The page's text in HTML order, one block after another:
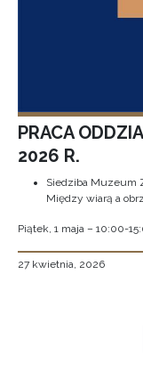
PRACA
2026 R.
Siedziba Muzeum
Między wiarą a
Piątek, 1 maja – 10:00-
27 kwietnia, 2026